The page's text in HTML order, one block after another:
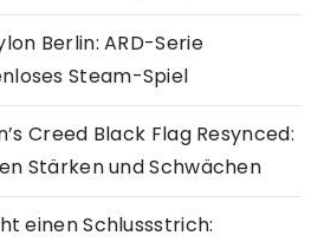
Berlin: ARD-Serie
Steam-Spiel
Creed Black Flag Resynced:
Stärken und Schwächen
einen Schlussstrich: